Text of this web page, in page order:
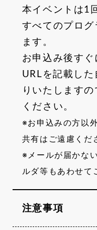
本イベントは1
すべてのプロ
ます。
お申込み後す
URLを記載し
りいたします
ください。
※お申込みの方以
共有はご遠慮くだ
※メールが届かな
ルダ等もあわせて
注意事項